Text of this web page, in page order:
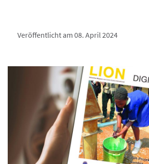
Veröffentlicht am 08. April 2024